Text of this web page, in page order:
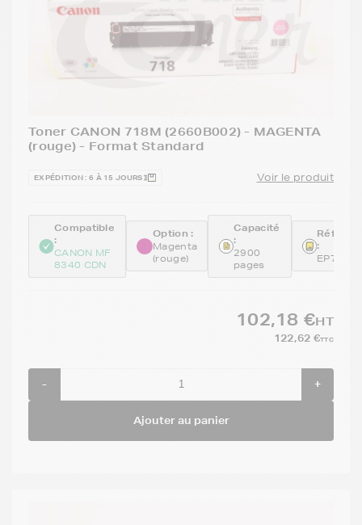
Toner CANON 718M (2660B002) - MAGENTA
(rouge) - Format Standard
EXPÉDITION : 6 À 15 JOURS Voir le produit
Compatible
:
CANON MF
8340 CDN
Option :
Magenta
(rouge)
Capacité
:
2900
pages
:
EP718M
102,18 €HT
122,62 €TTC
- +
Ajouter au panier